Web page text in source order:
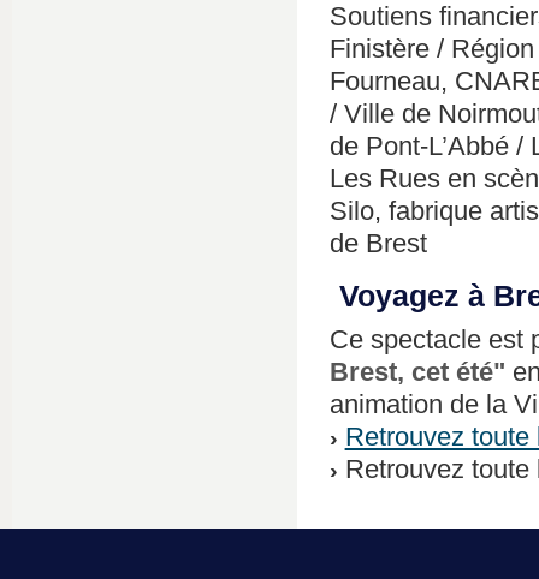
Soutiens
Finistère /
Fourneau,
/ Ville de
de Pont-L’Abbé
Les Rues en
Silo, fabrique
de Brest
Voyagez à
Ce spectacle est
Brest, cet été"
animation de la
Retrouvez toute
Retrouvez